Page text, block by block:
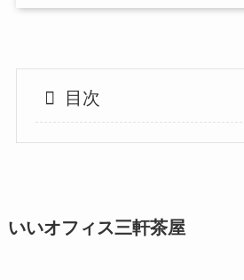
目次
いいオフィス三軒茶屋